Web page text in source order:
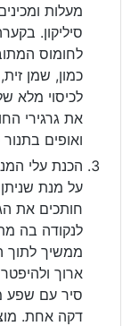
מעלות
סיליקון.
לחומוס
כמון, שמן
לכיסוי מלא
את גרגירי
ואופים בתנור כ-25 דקות.
הכנת עלי
על מנת
חותכים את
לנקודה בה
ממשיך לתוך
ארוך
סיר עם שפע
דקה אחת.